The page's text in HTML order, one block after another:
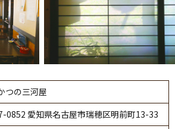
つの三河屋
0852 愛知県名古屋市瑞穂区明前町13-33